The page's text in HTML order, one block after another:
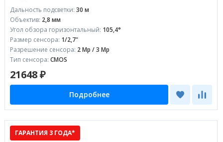
Дальность подсветки: 30 м
Объектив: 2,8 мм
Угол обзора горизонтальный: 105,4°
Размер сенсора: 1/2,7"
Разрешение сенсора: 2 Mp / 3 Mp
Тип сенсора: CMOS
21648 ₽
Подробнее
ГАРАНТИЯ 3 ГОДА*